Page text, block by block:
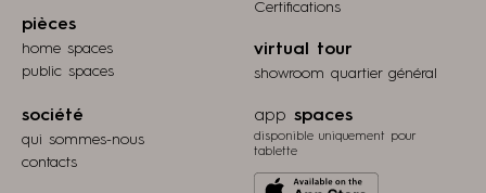
pièces
home spaces
public spaces
Certifications
virtual tour
showroom quartier général
société
qui sommes-nous
contacts
app spaces
disponible uniquement pour
tablette